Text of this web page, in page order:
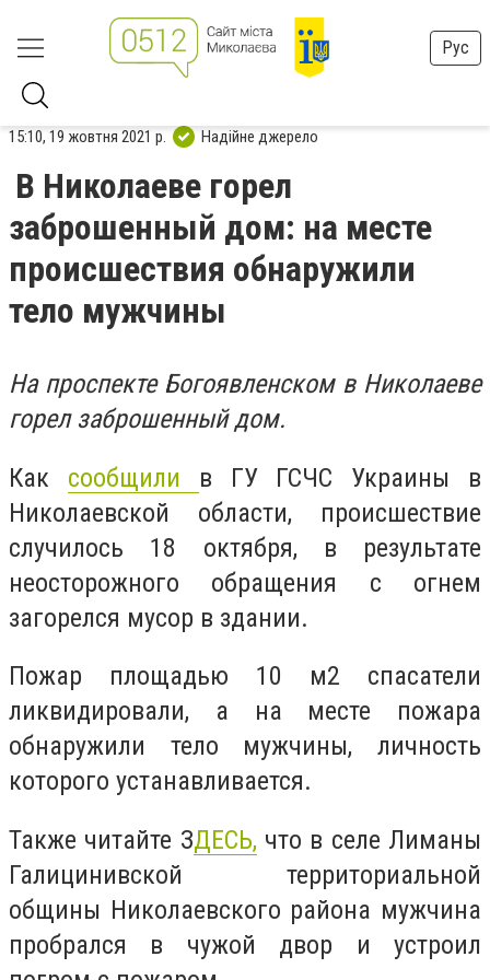
Рус
15:10, 19 жовтня 2021 р. Надійне джерело
В Николаеве горел
заброшенный дом: на месте
происшествия обнаружили
тело мужчины
На проспекте Богоявленском в Николаеве
горел заброшенный дом.
Как сообщили в ГУ ГСЧС Украины в
Николаевской области, происшествие
случилось 18 октября, в результате
неосторожного обращения с огнем
загорелся мусор в здании.
Пожар площадью 10 м2 спасатели
ликвидировали, а на месте пожара
обнаружили тело мужчины, личность
которого устанавливается.
Также читайте ЗДЕСЬ, что в селе Лиманы
Галицинивской территориальной
общины Николаевского района мужчина
пробрался в чужой двор и устроил